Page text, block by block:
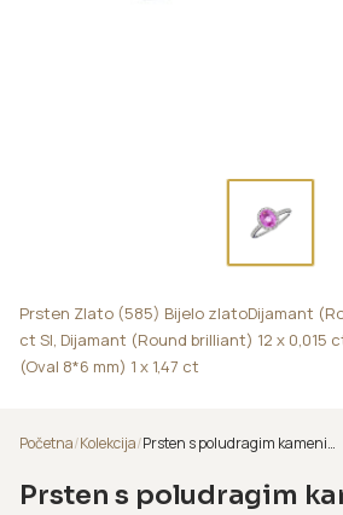
Prsten Zlato (585) Bijelo zlatoDijamant
ct SI, Dijamant (Round brilliant) 12 x 0,015
(Oval 8*6 mm) 1 x 1,47 ct
Početna/Kolekcija/ Prsten s poludragim kamenima B3682P FS
Prsten s poludragim